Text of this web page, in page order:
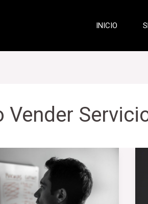
INICIO
Vender